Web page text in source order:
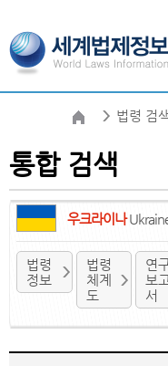
법령 검
통합 검색
우크라이나
법령
정보
법령
체계
도
연
보고
서